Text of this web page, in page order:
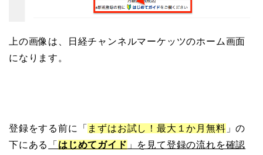
上の画像は、日経チャンネルマーケッツのホーム画面
になります。
登録をする前に「 まずはお試し！最大１か月無料 」の
下にある
「 はじめてガイド 」を見て登録の流れを確認